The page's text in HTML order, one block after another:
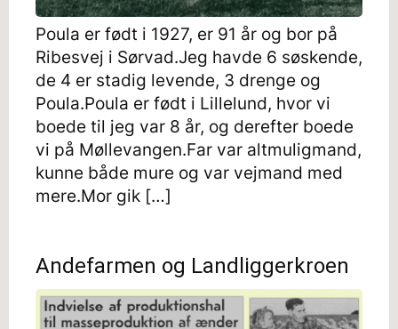
Poula er født i 1927, er 91 år og bor på
Ribesvej i Sørvad.Jeg havde 6 søskende,
de 4 er stadig levende, 3 drenge og
Poula.Poula er født i Lillelund, hvor vi
boede til jeg var 8 år, og derefter boede
vi på Møllevangen.Far var altmuligmand,
kunne både mure og var vejmand med
mere.Mor gik […]
Andefarmen og Landliggerkroen